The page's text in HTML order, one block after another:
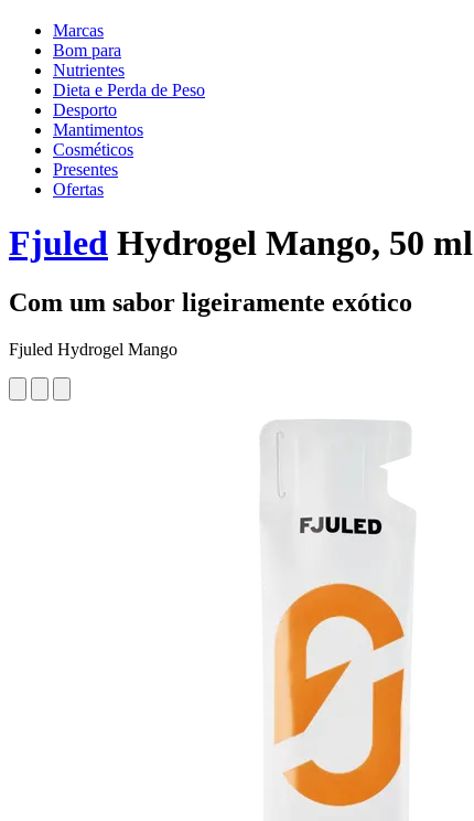
Marcas
Bom para
Nutrientes
Dieta e Perda de Peso
Desporto
Mantimentos
Cosméticos
Presentes
Ofertas
Fjuled Hydrogel Mango, 50 ml
Com um sabor ligeiramente exótico
Fjuled Hydrogel Mango